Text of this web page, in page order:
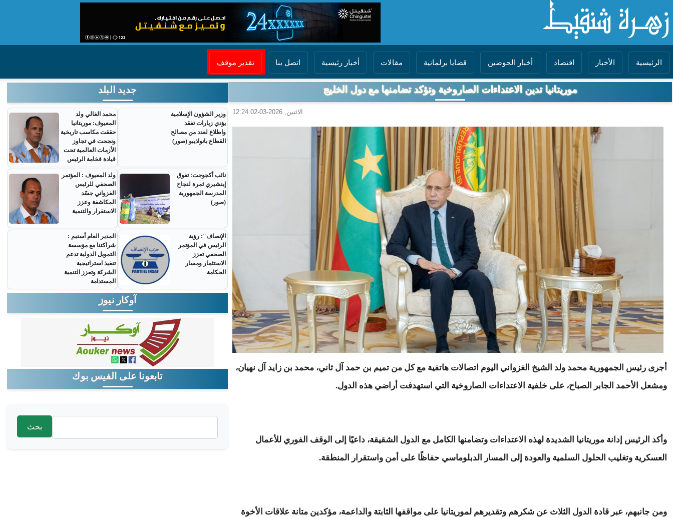
الرئيسية الأخبار اقتصاد أخبار الحوضين قضايا برلمانية مقالات أخبار رئيسية اتصل بنا تقدير موقف
موريتانيا تدين الاعتداءات الصاروخية وتؤكد تضامنها مع دول الخليج
الاثنين, 2026-03-02 12:24
أجرى رئيس الجمهورية محمد ولد الشيخ الغزواني اليوم اتصالات هاتفية مع كل من تميم بن حمد آل ثاني، محمد بن زايد آل نهيان،
ومشعل الأحمد الجابر الصباح، على خلفية الاعتداءات الصاروخية التي استهدفت أراضي هذه الدول.
وأكد الرئيس إدانة موريتانيا الشديدة لهذه الاعتداءات وتضامنها الكامل مع الدول الشقيقة، داعيًا إلى الوقف الفوري للأعمال
العسكرية وتغليب الحلول السلمية والعودة إلى المسار الدبلوماسي حفاظًا على أمن واستقرار المنطقة.
ومن جانبهم، عبر قادة الدول الثلاث عن شكرهم وتقديرهم لموريتانيا على مواقفها الثابتة والداعمة، مؤكدين متانة علاقات الأخوة
جديد البلد
وزير الشؤون الإسلامية
يؤدي زيارات تفقد
واطلاع لعدد من مصالح
القطاع بانواذيبو (صور)
محمد الغالي ولد
المعيوف: موريتانيا
حققت مكاسب تاريخية
ونجحت في تجاوز
الأزمات العالمية تحت
قيادة فخامة الرئيس
نائب أكجوجت: تفوق
إينشيري ثمرة لنجاح
المدرسة الجمهورية
(صور)
ولد المعيوف : المؤتمر
الصحفي للرئيس
الغزواني جسّد
المكاشفة وعزز
الاستقرار والتنمية
الإنصاف": رؤية
الرئيس في المؤتمر
الصحفي تعزز
الاستثمار ومسار
الحكامة
المدير العام أسنيم :
شراكتنا مع مؤسسة
التمويل الدولية تدعم
تنفيذ استراتيجية
الشركة وتعزز التنمية
المستدامة
آوكار نيوز
تابعونا على الفيس بوك
‏بحث ‏